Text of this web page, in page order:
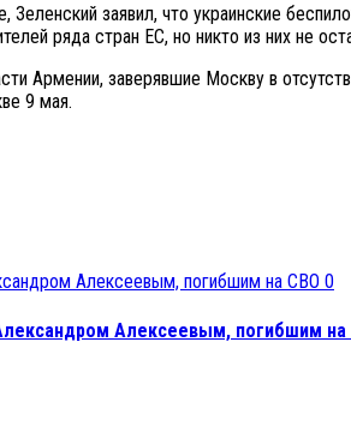
заявил, что украинские
ряда стран ЕС, но никто из них не
Армении, заверявшие Москву в
9 мая.
0
Алексеевым, погибшим